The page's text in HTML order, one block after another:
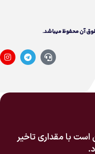
آن محفوظ ميباشد.
با مقداری تاخیر